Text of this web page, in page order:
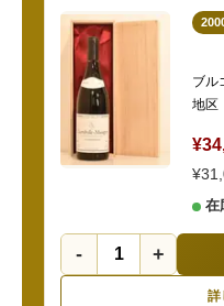
ブル
地区
在
- +
詳